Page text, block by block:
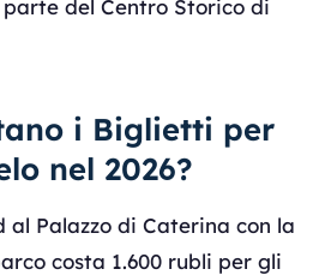
parte del Centro Storico di
i Biglietti per
nel 2026?
al Palazzo di Caterina con la
costa 1.600 rubli per gli